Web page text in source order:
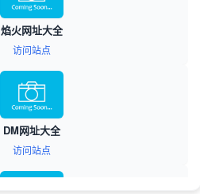
焰火网址大全
访问站点
DM网址大全
访问站点